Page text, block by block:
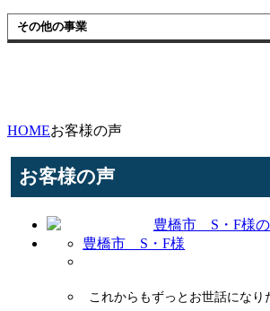
その他の事業
HOMEお客様の声
お客様の声
豊橋市 S・F様
これからもずっとお世話になり